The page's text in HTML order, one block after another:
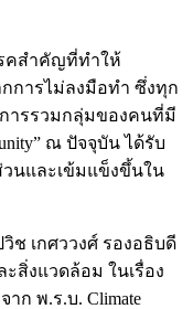
รคสำคัญที่ทำให้
การไม่ลงมือทำ ซึ่งทุก
ารรวมกลุ่มของคนที่มี
ณ ปัจจุบัน ได้รับ
นและเข้มแข็งขึ้นใน
ช เกศววงศ์ รองอธิบดี
สิ่งแวดล้อม ในเรื่อง
ก พ.ร.บ. Climate